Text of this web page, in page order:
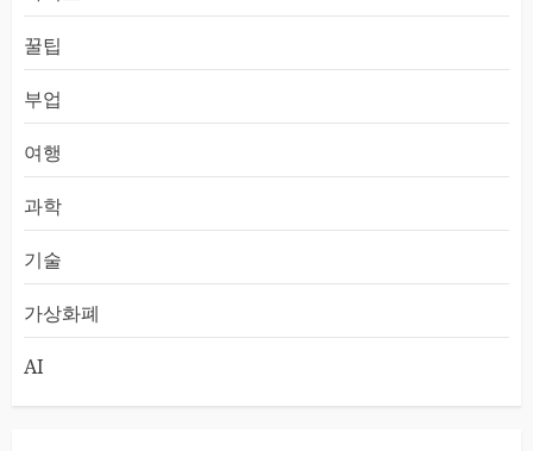
꿀팁
부업
여행
과학
기술
가상화폐
AI